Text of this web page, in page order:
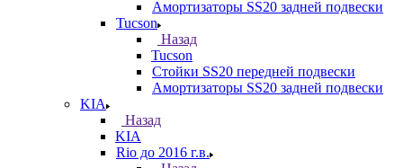
Амортизаторы SS20 задней подвески
Tucson
Назад
Tucson
Стойки SS20 передней подвески
Амортизаторы SS20 задней подвески
KIA
Назад
KIA
Rio до 2016 г.в.